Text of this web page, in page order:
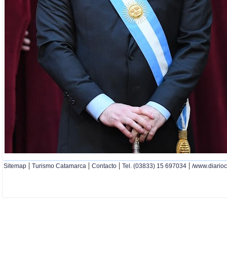
Sitemap | Turismo Catamarca | Contacto | Tel. (03833) 15 697034 | /